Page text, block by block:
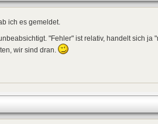
ich es gemeldet.
"Fehler" ist relativ, handelt sich ja
wir sind dran.